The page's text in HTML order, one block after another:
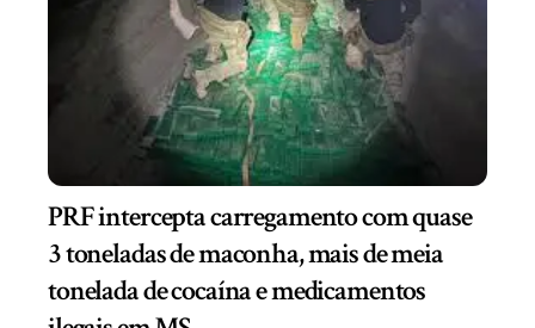
PRF intercepta carregamento com quase
3 toneladas de maconha, mais de meia
tonelada de cocaína e medicamentos